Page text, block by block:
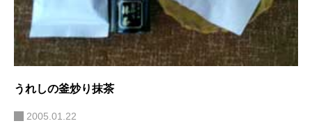
うれしの釜炒り抹茶
2005.01.22